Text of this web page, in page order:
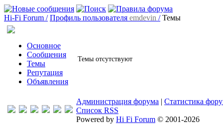
Hi-Fi Forum / Профиль пользователя emdevin / Темы
Основное
Сообщения
Темы
Репутация
Объявления
Темы отсутствуют
Администрация форума | Статистика
Список RSS
Powered by Hi Fi Forum © 2001-2026